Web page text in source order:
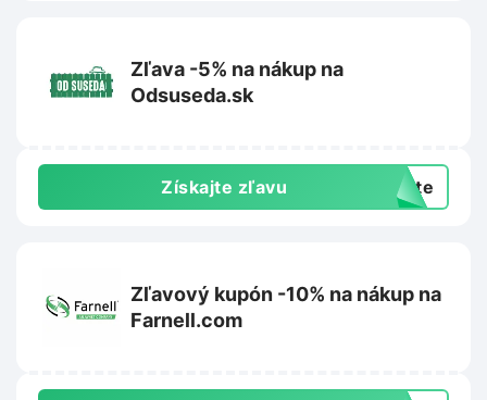
Zľava -5% na nákup na
Odsuseda.sk
Získajte zľavu exte
Zľavový kupón -10% na nákup na
Farnell.com